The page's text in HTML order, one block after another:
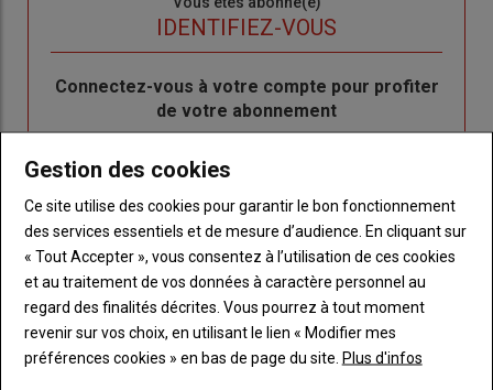
IDENTIFIEZ-VOUS
Body
Connectez-vous à votre compte pour profiter
de votre abonnement
"Créer
un
nouveau
compte"
Lien
"Réinitialiser
votre
mot
de
passe"
Réinitialiser votre mot de passe
Lien
"Je
me
connecte"
Je me connecte
Sous-
titre
Vous n'êtes pas abonné(e)
CRÉEZ UN COMPTE
Gestion des cookies
Ce site utilise des cookies pour garantir le bon fonctionnement
des services essentiels et de mesure d’audience. En cliquant sur
« Tout Accepter », vous consentez à l’utilisation de ces cookies
et au traitement de vos données à caractère personnel au
regard des finalités décrites. Vous pourrez à tout moment
revenir sur vos choix, en utilisant le lien « Modifier mes
préférences cookies » en bas de page du site. Plus d'infos